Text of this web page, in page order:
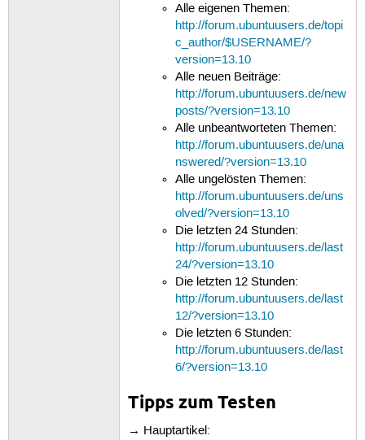
Alle eigenen Themen:
http://forum.ubuntuusers.de/topi
c_author/$USERNAME/?
version=13.10
Alle neuen Beiträge:
http://forum.ubuntuusers.de/new
posts/?version=13.10
Alle unbeantworteten Themen:
http://forum.ubuntuusers.de/una
nswered/?version=13.10
Alle ungelösten Themen:
http://forum.ubuntuusers.de/uns
olved/?version=13.10
Die letzten 24 Stunden:
http://forum.ubuntuusers.de/last
24/?version=13.10
Die letzten 12 Stunden:
http://forum.ubuntuusers.de/last
12/?version=13.10
Die letzten 6 Stunden:
http://forum.ubuntuusers.de/last
6/?version=13.10
Tipps zum Testen
→ Hauptartikel: